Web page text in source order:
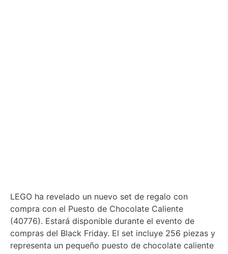
LEGO ha revelado un nuevo set de regalo con
compra con el Puesto de Chocolate Caliente
(40776). Estará disponible durante el evento de
compras del Black Friday. El set incluye 256 piezas y
representa un pequeño puesto de chocolate caliente